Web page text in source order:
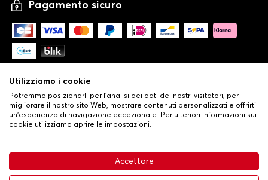
26,24 €
Pagamento sicuro
Condizioni generali di vendita•
Politica sulla privacy e sui cookie•Livraison
Utilizziamo i cookie
Potremmo posizionarli per l'analisi dei dati dei nostri visitatori, per
migliorare il nostro sito Web, mostrare contenuti personalizzati e offrirti
un'esperienza di navigazione eccezionale. Per ulteriori informazioni sui
cookie utilizziamo aprire le impostazioni.
Accettare